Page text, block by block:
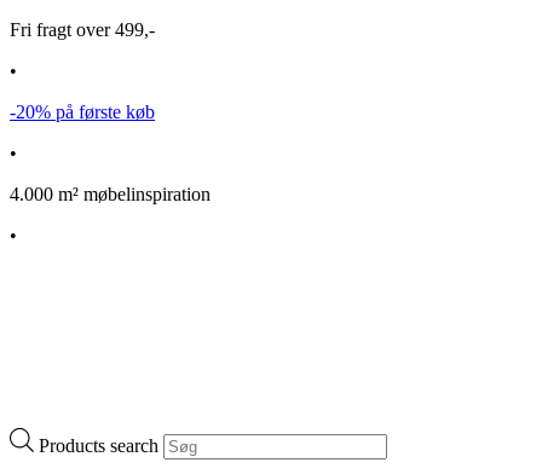
Fri fragt over 499,-
•
-20% på første køb
•
4.000 m² møbelinspiration
•
Products search